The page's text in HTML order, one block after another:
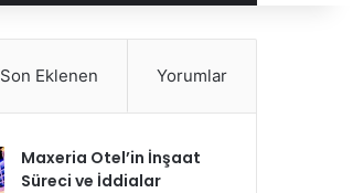
yap
Son Eklenen Yorumlar
Maxeria Otel’in İnşaat
Süreci ve İddialar